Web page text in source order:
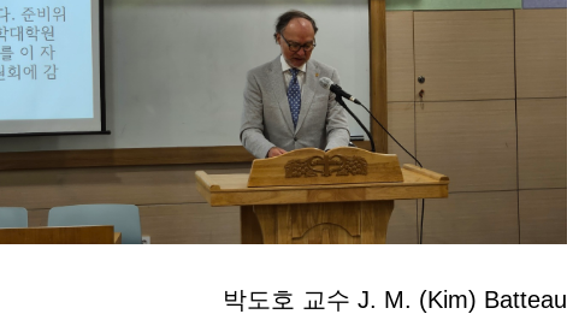
박도호 교수 J. M. (Kim) Batteau